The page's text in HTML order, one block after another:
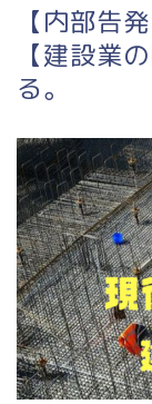
【内部告
【建設業
る。